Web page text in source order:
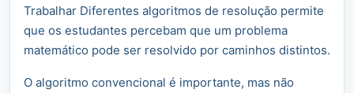
Trabalhar Diferentes algoritmos de resolução permite
que os estudantes percebam que um problema
matemático pode ser resolvido por caminhos distintos.
O algoritmo convencional é importante, mas não